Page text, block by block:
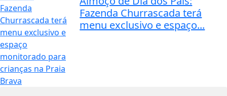
Fazenda Churrascada terá
menu exclusivo e espaço...